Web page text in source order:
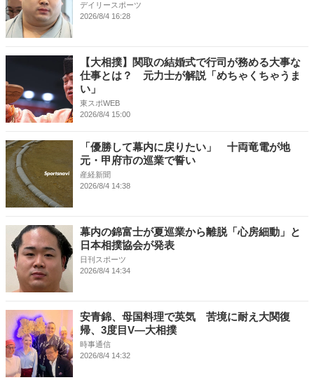
デイリースポーツ
2026/8/4 16:28
【大相撲】関取の結婚式で行司が務める大事な
仕事とは？ 元力士が解説「めちゃくちゃうま
い」
東スポWEB
2026/8/4 15:00
「優勝して幕内に戻りたい」 十両竜電が地
元・甲府市の巡業で誓い
産経新聞
2026/8/4 14:38
幕内の錦富士が夏巡業から離脱「心房細動」と
日本相撲協会が発表
日刊スポーツ
2026/8/4 14:34
安青錦、母国料理で英気 苦境に耐え大関復
帰、3度目V―大相撲
時事通信
2026/8/4 14:32